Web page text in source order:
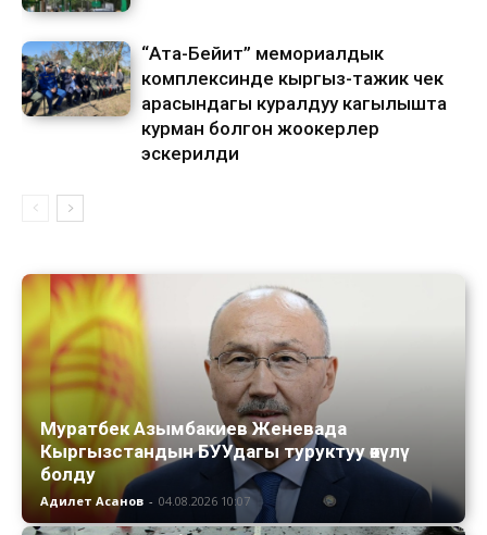
“Ата-Бейит” мемориалдык
комплексинде кыргыз-тажик чек
арасындагы куралдуу кагылышта
курман болгон жоокерлер
эскерилди
Муратбек Азымбакиев Женевада
Кыргызстандын БУУдагы туруктуу өкүлү
болду
Адилет Асанов - 04.08.2026 10:07